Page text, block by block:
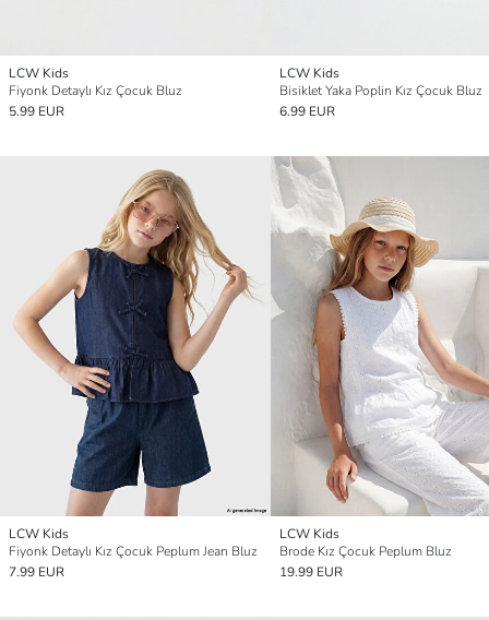
LCW Kids
Fiyonk Detaylı Kız Çocuk Bluz
5.99 EUR
LCW Kids
Bisiklet Yaka Poplin Kız Çocuk Bluz
6.99 EUR
LCW Kids
Fiyonk Detaylı Kız Çocuk Peplum Jean Bluz
7.99 EUR
LCW Kids
Brode Kız Çocuk Peplum Bluz
19.99 EUR